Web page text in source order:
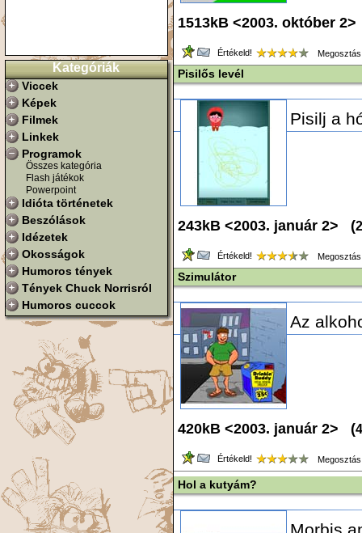
Kategóriák
Viccek
Képek
Filmek
Linkek
Programok
Összes kategória
Flash játékok
Powerpoint
Idióta történetek
Beszólások
Idézetek
Okosságok
Humoros tények
Tények Chuck Norrisról
Humoros cuccok
1513kB <2003. október
Értékeld!
Pisilős levél
Pisilj a
243kB <2003. január 2> (
Értékeld!
Szimulátor
Az
420kB <2003. január 2> (
Értékeld!
Hol a kutyám?